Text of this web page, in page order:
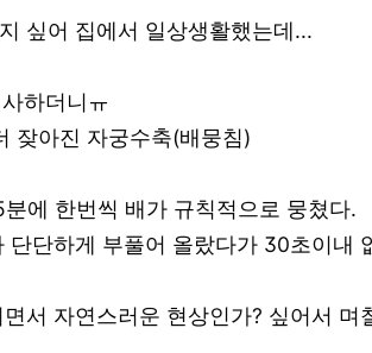
싶어 집에서 일상생활했는데...
하더니ㅠ
잦아진 자궁수축(배뭉침)
에 한번씩 배가 규칙적으로 뭉쳤다.
단단하게 부풀어 올랐다가 30초이내
서 자연스러운 현상인가? 싶어서